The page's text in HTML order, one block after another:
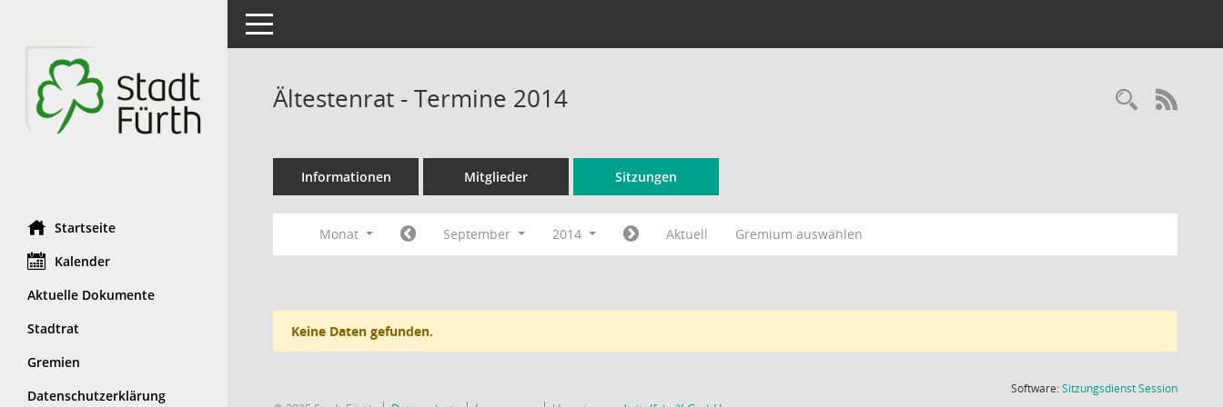
Startseite
Kalender
Aktuelle Dokumente
Stadtrat
Gremien
Datenschutzerklärung
Toggle navigation
Ältestenrat - Termine 2014
Informationen Mitglieder Sitzungen
Monat September 2014 Aktuell Gremium auswählen
Keine Daten gefunden.
Software:SitzungsdienstSession(Wird in